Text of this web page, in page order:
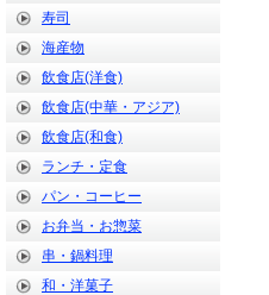
寿司
海産物
飲食店(洋食)
飲食店(中華・アジア)
飲食店(和食)
ランチ・定食
パン・コーヒー
お弁当・お惣菜
串・鍋料理
和・洋菓子